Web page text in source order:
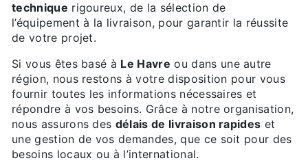
technique rigoureux, de la sélection de
l’équipement à la livraison, pour garantir la réussite
de votre projet.
Si vous êtes basé à Le Havre ou dans une autre
région, nous restons à votre disposition pour vous
fournir toutes les informations nécessaires et
répondre à vos besoins. Grâce à notre organisation,
nous assurons des délais de livraison rapides et
une gestion de vos demandes, que ce soit pour des
besoins locaux ou à l’international.